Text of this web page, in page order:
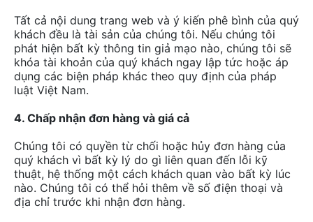
Tất cả nội dung trang web và ý kiến phê bình của quý
khách đều là tài sản của chúng tôi. Nếu chúng tôi
phát hiện bất kỳ thông tin giả mạo nào, chúng tôi sẽ
khóa tài khoản của quý khách ngay lập tức hoặc áp
dụng các biện pháp khác theo quy định của pháp
luật Việt Nam.
4. Chấp nhận đơn hàng và giá cả
Chúng tôi có quyền từ chối hoặc hủy đơn hàng của
quý khách vì bất kỳ lý do gì liên quan đến lỗi kỹ
thuật, hệ thống một cách khách quan vào bất kỳ lúc
nào. Chúng tôi có thể hỏi thêm về số điện thoại và
địa chỉ trước khi nhận đơn hàng.